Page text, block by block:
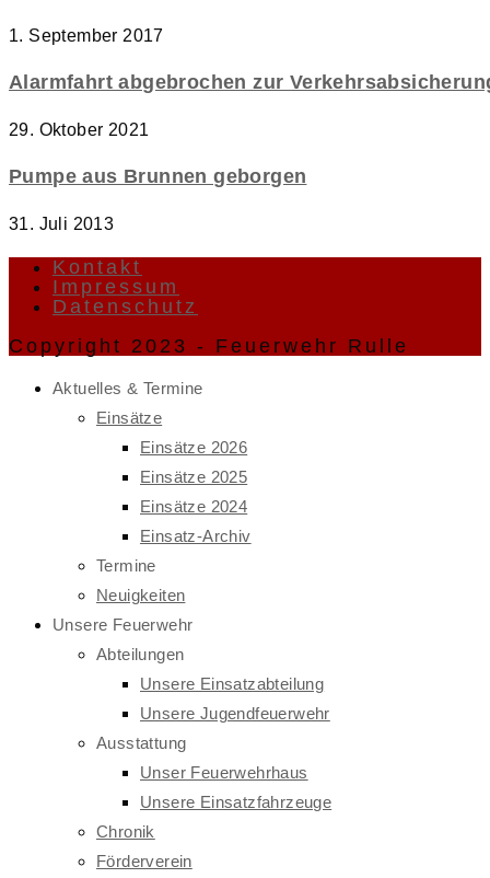
1. September 2017
Alarmfahrt abgebrochen zur
29. Oktober 2021
Pumpe aus Brunnen geborgen
31. Juli 2013
Kontakt
Impressum
Datenschutz
Copyright 2023 - Feuerwehr Rulle
Aktuelles & Termine
Einsätze
Einsätze 2026
Einsätze 2025
Einsätze 2024
Einsatz-Archiv
Termine
Neuigkeiten
Unsere Feuerwehr
Abteilungen
Unsere Einsatzabteilung
Unsere Jugendfeuerwehr
Ausstattung
Unser Feuerwehrhaus
Unsere Einsatzfahrzeuge
Chronik
Förderverein